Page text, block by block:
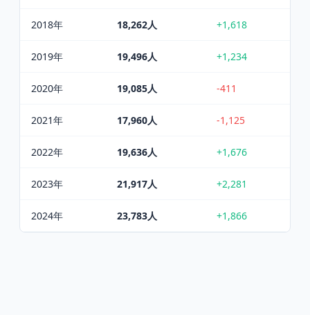
2018年 18,262人 +1,618
2019年 19,496人 +1,234
2020年 19,085人 -411
2021年 17,960人 -1,125
2022年 19,636人 +1,676
2023年 21,917人 +2,281
2024年 23,783人 +1,866